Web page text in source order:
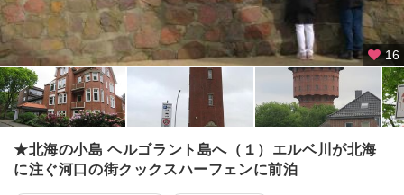
ダ
ー
・
オ
ー
バ
ー
シ
ュ
16
★北海の小島 ヘルゴラント島へ（１）エルベ川が北海
に注ぐ河口の街クックスハーフェンに前泊